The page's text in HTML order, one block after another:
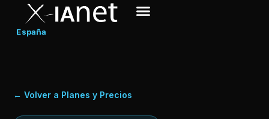
España
← Volver a Planes y Precios